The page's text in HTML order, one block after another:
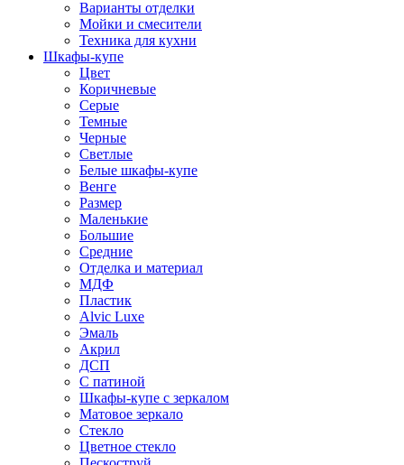
Варианты отделки
Мойки и смесители
Техника для кухни
Шкафы-купе
Цвет
Коричневые
Серые
Темные
Черные
Светлые
Белые шкафы-купе
Венге
Размер
Маленькие
Большие
Средние
Отделка и материал
МДФ
Пластик
Alvic Luxe
Эмаль
Акрил
ДСП
С патиной
Шкафы-купе с зеркалом
Матовое зеркало
Стекло
Цветное стекло